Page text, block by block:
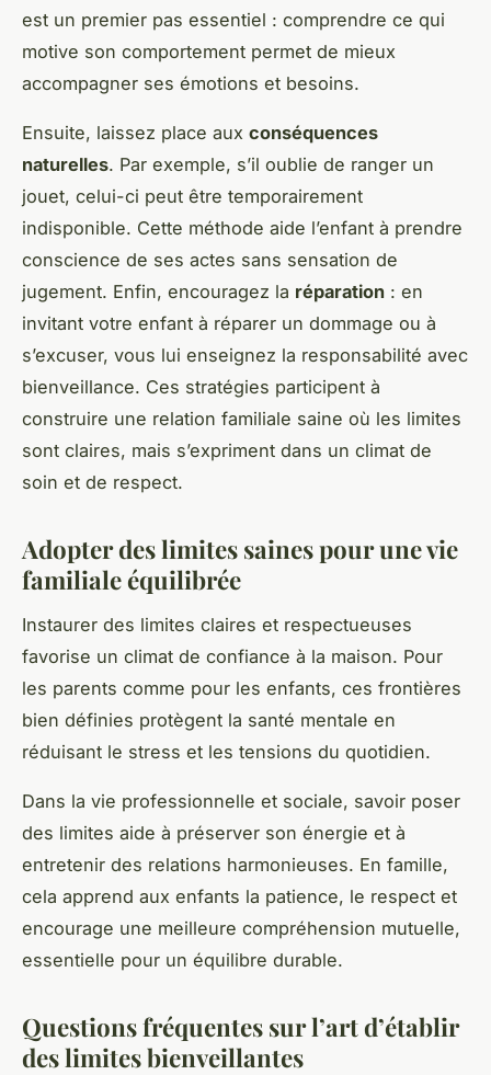
est un premier pas essentiel : comprendre ce qui
motive son comportement permet de mieux
accompagner ses émotions et besoins.
Ensuite, laissez place aux conséquences
naturelles. Par exemple, s’il oublie de ranger un
jouet, celui-ci peut être temporairement
indisponible. Cette méthode aide l’enfant à prendre
conscience de ses actes sans sensation de
jugement. Enfin, encouragez la réparation : en
invitant votre enfant à réparer un dommage ou à
s’excuser, vous lui enseignez la responsabilité avec
bienveillance. Ces stratégies participent à
construire une relation familiale saine où les limites
sont claires, mais s’expriment dans un climat de
soin et de respect.
Adopter des limites saines pour une vie
familiale équilibrée
Instaurer des limites claires et respectueuses
favorise un climat de confiance à la maison. Pour
les parents comme pour les enfants, ces frontières
bien définies protègent la santé mentale en
réduisant le stress et les tensions du quotidien.
Dans la vie professionnelle et sociale, savoir poser
des limites aide à préserver son énergie et à
entretenir des relations harmonieuses. En famille,
cela apprend aux enfants la patience, le respect et
encourage une meilleure compréhension mutuelle,
essentielle pour un équilibre durable.
Questions fréquentes sur l’art d’établir
des limites bienveillantes